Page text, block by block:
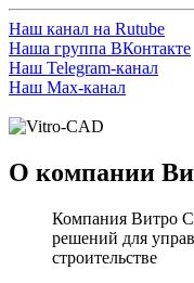
Наш канал на Rutube
Наша группа ВКонтакте
Наш Telegram-канал
Наш Max-канал
О компании
Компания Витро
решений для
строительстве